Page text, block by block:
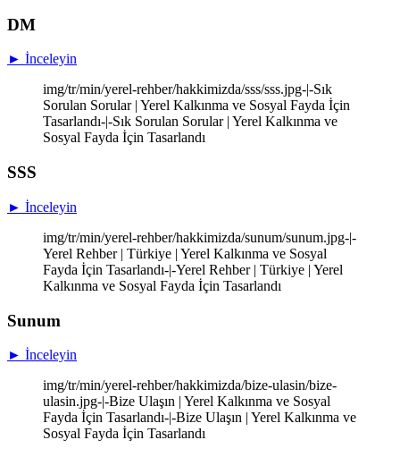
DM
► İnceleyin
img/tr/min/yerel-rehber/hakkimizda/sss/sss.jpg-|-Sık
Sorulan Sorular | Yerel Kalkınma ve Sosyal Fayda İçin
Tasarlandı-|-Sık Sorulan Sorular | Yerel Kalkınma ve
Sosyal Fayda İçin Tasarlandı
SSS
► İnceleyin
img/tr/min/yerel-rehber/hakkimizda/sunum/sunum.jpg-|-
Yerel Rehber | Türkiye | Yerel Kalkınma ve Sosyal
Fayda İçin Tasarlandı-|-Yerel Rehber | Türkiye | Yerel
Kalkınma ve Sosyal Fayda İçin Tasarlandı
Sunum
► İnceleyin
img/tr/min/yerel-rehber/hakkimizda/bize-ulasin/bize-
ulasin.jpg-|-Bize Ulaşın | Yerel Kalkınma ve Sosyal
Fayda İçin Tasarlandı-|-Bize Ulaşın | Yerel Kalkınma ve
Sosyal Fayda İçin Tasarlandı